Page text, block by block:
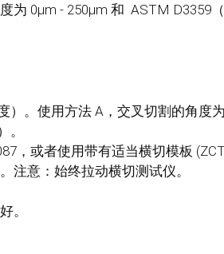
为 0µm - 250µm 和 ASTM D3359
。使用方法 A，交叉切割的角度
。
，或者使用带有适当横切模板
注意：始终拉动横切测试仪。
。